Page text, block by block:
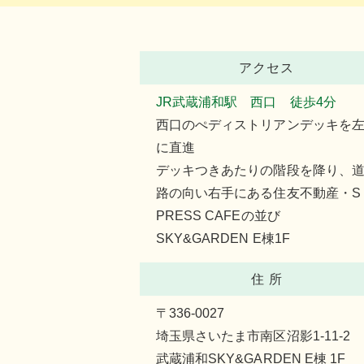
アクセス
JR武蔵浦和駅 西口 徒歩4分
西口のぺディストリアンデッキを左
に直進
デッキつきあたりの階段を降り、道
路の向い右手にある住友不動産・S
PRESS CAFEの並び
SKY&GARDEN E棟1F
住 所
〒336-0027
埼玉県さいたま市南区沼影1-11-2
武蔵浦和SKY&GARDEN E棟 1F